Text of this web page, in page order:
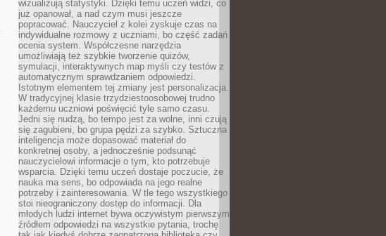
wizualizują statystyki. Dzięki temu uczeń widzi, co
już opanował, a nad czym musi jeszcze
popracować. Nauczyciel z kolei zyskuje czas na
indywidualne rozmowy z uczniami, bo część zadań
ocenia system. Współczesne narzędzia
umożliwiają też szybkie tworzenie quizów,
symulacji, interaktywnych map myśli czy testów z
automatycznym sprawdzaniem odpowiedzi.
Istotnym elementem tej zmiany jest personalizacja.
W tradycyjnej klasie trzydziestoosobowej trudno
każdemu uczniowi poświęcić tyle samo czasu.
Jedni się nudzą, bo tempo jest za wolne, inni czują
się zagubieni, bo grupa pędzi za szybko. Sztuczna
inteligencja może dopasować materiał do
konkretnej osoby, a jednocześnie podsunąć
nauczycielowi informacje o tym, kto potrzebuje
wsparcia. Dzięki temu uczeń dostaje poczucie, że
nauka ma sens, bo odpowiada na jego realne
potrzeby i zainteresowania. W tle tego wszystkiego
stoi nieograniczony dostęp do informacji. Dla
młodych ludzi internet bywa oczywistym pierwszym
źródłem odpowiedzi na wszystkie pytania, trochę